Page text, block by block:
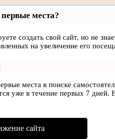
места?
создать свой сайт, но не
на увеличение его
места в поиске
уже в течение первых 7
сайта